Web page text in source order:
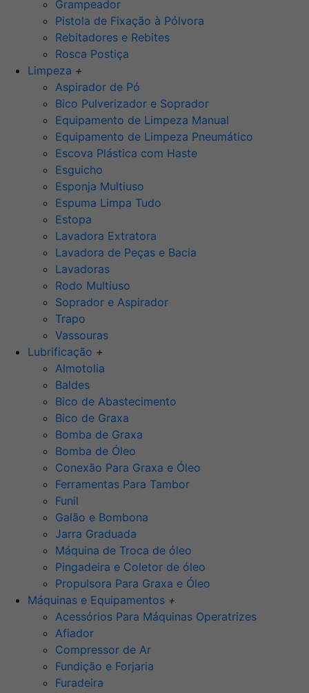
Grampeador
Pistola de Fixação à Pólvora
Rebitadores e Rebites
Rosca Postiça
Limpeza +
Aspirador de Pó
Bico Pulverizador e Soprador
Equipamento de Limpeza Manual
Equipamento de Limpeza Pneumático
Escova Plástica com Haste
Esguicho
Esponja Multiuso
Espuma Limpa Tudo
Estopa
Lavadora Extratora
Lavadora de Peças e Bacia
Lavadoras
Rodo Multiuso
Soprador e Aspirador
Trapo
Vassouras
Lubrificação +
Almotolia
Baldes
Bico de Abastecimento
Bico de Graxa
Bomba de Graxa
Bomba de Óleo
Conexão Para Graxa e Óleo
Ferramentas Para Tambor
Funil
Galão e Bombona
Jarra Graduada
Máquina de Troca de óleo
Pingadeira e Coletor de óleo
Propulsora Para Graxa e Óleo
Máquinas e Equipamentos +
Acessórios Para Máquinas Operatrizes
Afiador
Compressor de Ar
Fundição e Forjaria
Furadeira